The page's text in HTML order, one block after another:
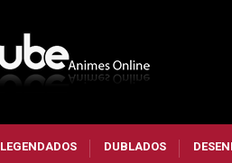
LEGENDADOS DUBLADOS